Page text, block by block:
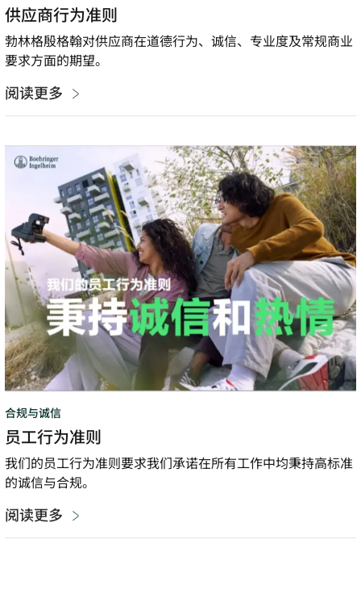
供应商行为准则
勃林格殷格翰对供应商在道德行为、诚信、专业度及常规商业
要求方面的期望。
阅读更多
员
工
准
则
合规与诚信
员工行为准则
我们的员工行为准则要求我们承诺在所有工作中均秉持高标准
的诚信与合规。
阅读更多